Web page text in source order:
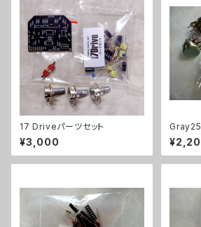
17 Driveパーツセット
¥3,000